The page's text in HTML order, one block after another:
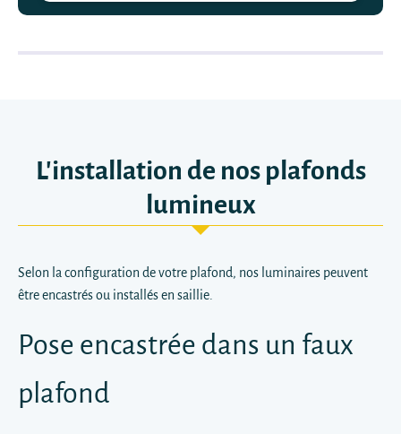
L'installation de nos plafonds
lumineux
Selon la configuration de votre plafond, nos luminaires peuvent
être encastrés ou installés en saillie.
Pose encastrée dans un faux
plafond